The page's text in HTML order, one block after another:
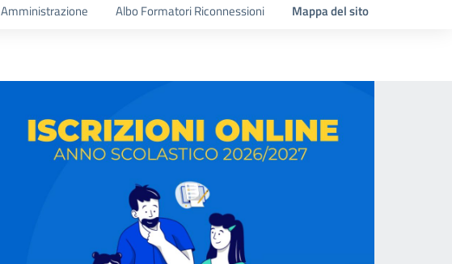
Amministrazione Albo Formatori Riconnessioni Mappa del sito